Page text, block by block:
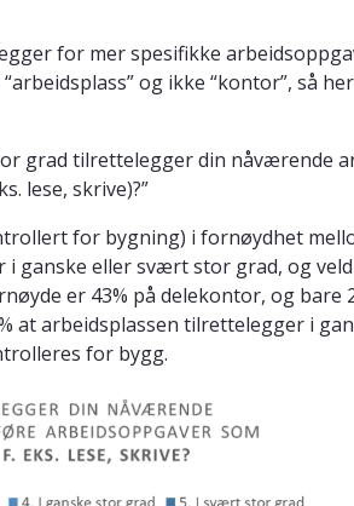
for mer spesifikke
og ikke “kontor”, så
grad tilrettelegger din nåværende
lese, skrive)?”
for bygning) i fornøydhet
ganske eller svært stor grad, og
er 43% på delekontor, og bare
at arbeidsplassen tilrettelegger i
for bygg.